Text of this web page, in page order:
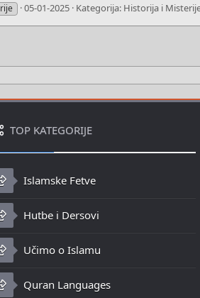
05-01-2025 Kategorija: Historija i
TOP KATEGORIJE
Islamske Fetve
Hutbe i Dersovi
Učimo o Islamu
Quran Languages